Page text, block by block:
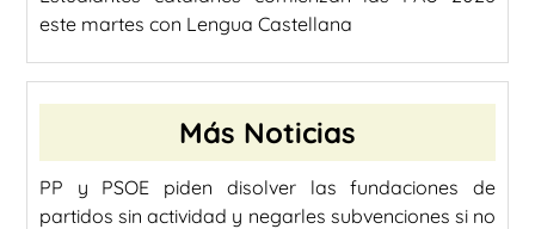
este martes con Lengua Castellana
Más Noticias
PP y PSOE piden disolver las fundaciones de
partidos sin actividad y negarles subvenciones si no